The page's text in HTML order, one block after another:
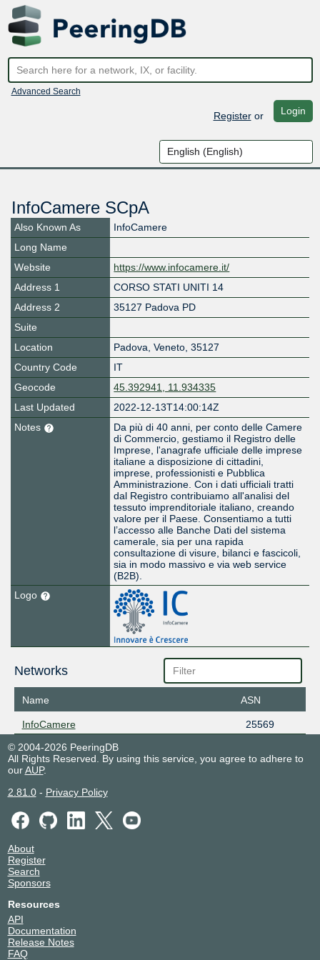
Advanced Search
Registeror Login
InfoCamere SCpA
Also Known As
InfoCamere
Long Name
Website
https://www.infocamere.it/
Address 1
CORSO STATI UNITI 14
Address 2
35127 Padova PD
Suite
Location
Padova, Veneto, 35127
Country Code
IT
Geocode
45.392941, 11.934335
Last Updated
2022-12-13T14:00:14Z
Notes
Da più di 40 anni, per conto delle Camere
di Commercio, gestiamo il Registro delle
Imprese, l'anagrafe ufficiale delle imprese
italiane a disposizione di cittadini,
imprese, professionisti e Pubblica
Amministrazione. Con i dati ufficiali tratti
dal Registro contribuiamo all'analisi del
tessuto imprenditoriale italiano, creando
valore per il Paese. Consentiamo a tutti
l’accesso alle Banche Dati del sistema
camerale, sia per una rapida
consultazione di visure, bilanci e fascicoli,
sia in modo massivo e via web service
(B2B).
Logo
Networks
Name ASN
InfoCamere
25569
© 2004-2026 PeeringDB
All Rights Reserved. By using this service, you agree to adhere to
ourAUP.
2.81.0- Privacy Policy
About
Register
Search
Sponsors
Resources
API
Documentation
Release Notes
FAQ